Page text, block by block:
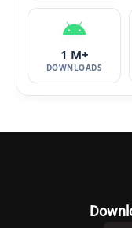
1 M+
DOWNLOADS